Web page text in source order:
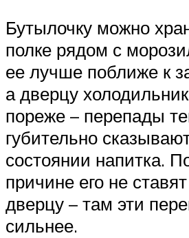
Бутылочку можно
полке рядом с
ее лучше поближе к
а дверцу
пореже – перепады
губительно
состоянии напитка.
причине его не
дверцу – там эти
сильнее.